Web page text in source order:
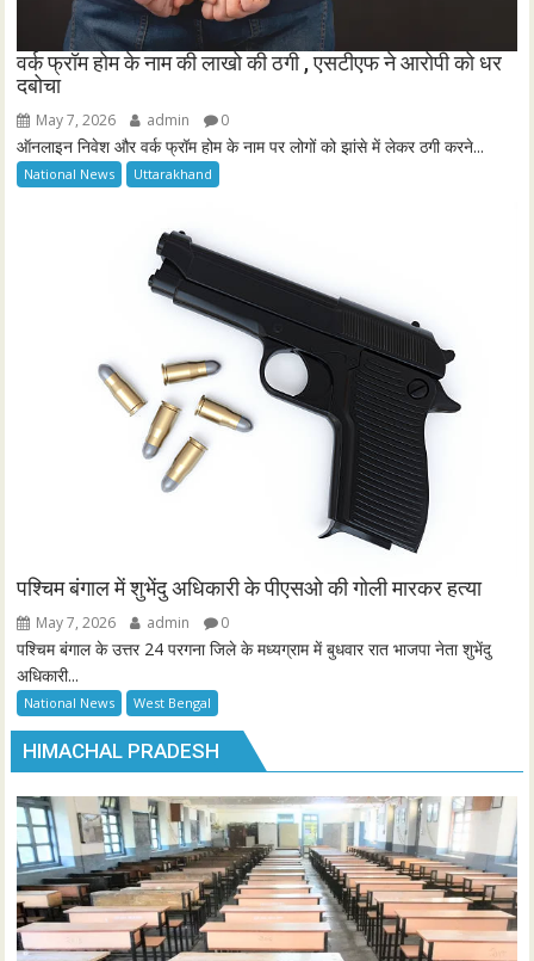
वर्क फ्रॉम होम के नाम की लाखो की ठगी , एसटीएफ ने आरोपी को धर
दबोचा
May 7, 2026 admin 0
ऑनलाइन निवेश और वर्क फ्रॉम होम के नाम पर लोगों को झांसे में लेकर ठगी करने...
National News Uttarakhand
पश्चिम बंगाल में शुभेंदु अधिकारी के पीएसओ की गोली मारकर हत्या
May 7, 2026 admin 0
पश्चिम बंगाल के उत्तर 24 परगना जिले के मध्यग्राम में बुधवार रात भाजपा नेता शुभेंदु
अधिकारी...
National News West Bengal
HIMACHAL PRADESH